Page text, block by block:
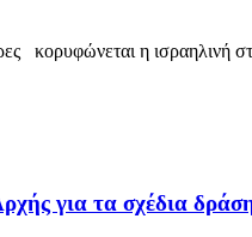
κορυφώνεται η ισραηλινή
για τα σχέδια